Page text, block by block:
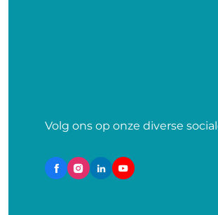
Volg ons op onze diverse